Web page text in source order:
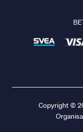
Copyright ©